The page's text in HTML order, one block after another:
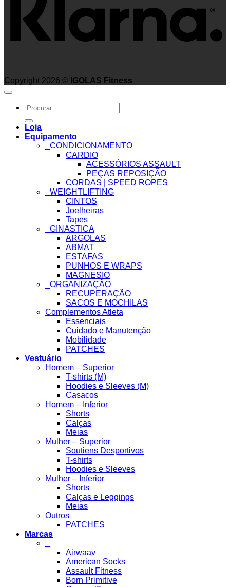
Copyright 2026 © IGOLAS Fitness
Search
for:
Loja
Equipamento
_CONDICIONAMENTO
CARDIO
ACESSÓRIOS ASSAULT
PEÇAS REPOSIÇÃO
CORDAS | SPEED ROPES
_WEIGHTLIFTING
CINTOS
Joelheiras
Tapes
_GINASTICA
ARGOLAS
ABMAT
ESTAFAS
PUNHOS E WRAPS
MAGNESIO
_ORGANIZAÇÃO
RECUPERAÇÃO
SACOS E MOCHILAS
Complementos Atleta
Essenciais
Cuidado e Manutenção
Mobilidade
PATCHES
Vestuário
Homem – Superior
T-shirts (M)
Hoodies e Sleeves (M)
Casacos
Homem – Inferior
Shorts
Calças
Meias
Mulher – Superior
Soutiens Desportivos
T-shirts
Hoodies e Sleeves
Mulher – Inferior
Shorts
Calças e Leggings
Meias
Outros
PATCHES
Marcas
Airwaav
American Socks
Assault Fitness
Born Primitive